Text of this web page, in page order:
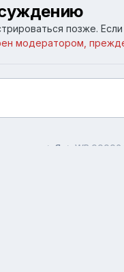
позже. Если
модератором,
Я WP